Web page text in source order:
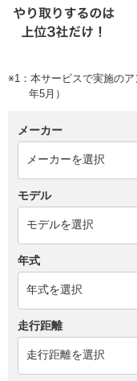
※1：本サービスで実施の
年5月）
メーカー
モデル
年式
走行距離